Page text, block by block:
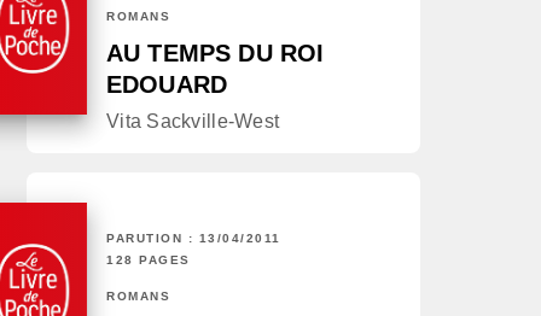
ROMANS
AU TEMPS DU ROI
EDOUARD
Vita Sackville-West
PARUTION : 13/04/2011
128 PAGES
ROMANS